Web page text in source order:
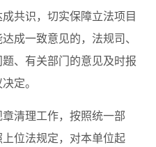
共识，切实保障立法项目
成一致意见的，法规司、
、有关部门的意见及时报
定。
清理工作，按照统一部
位法规定，对本单位起